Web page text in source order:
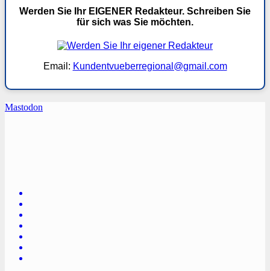
Werden Sie Ihr EIGENER Redakteur. Schreiben Sie
für sich was Sie möchten.
Email: Kundentvueberregional@gmail.com
Mastodon